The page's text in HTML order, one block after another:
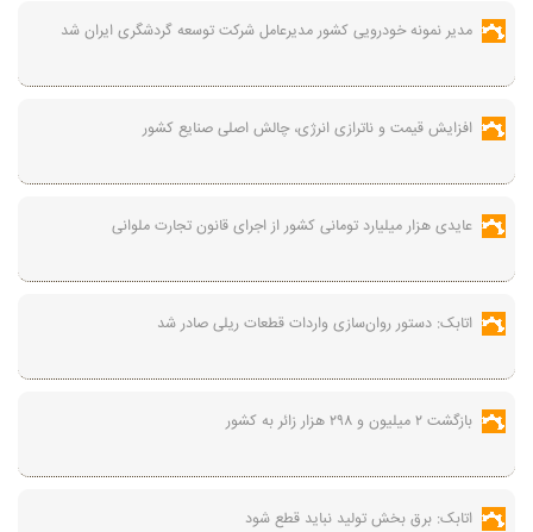
مدیر نمونه خودرویی کشور مدیرعامل شرکت توسعه گردشگری ایران شد
افزایش قیمت و ناترازی انرژی، چالش اصلی صنایع کشور
عایدی هزار میلیارد تومانی کشور از اجرای قانون تجارت ملوانی
اتابک: دستور روان‌سازی واردات قطعات ریلی صادر شد
بازگشت ۲ میلیون و ۲۹۸ هزار زائر به کشور
اتابک: برق بخش تولید نباید قطع شود